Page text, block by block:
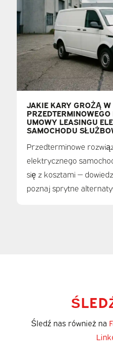
JAKIE KARY GROŻĄ
UMOWY LEASINGU
SAMOCHODU
Przedterminowe
elektrycznego
się z kosztami —
poznaj sprytne
Śledź nas również na